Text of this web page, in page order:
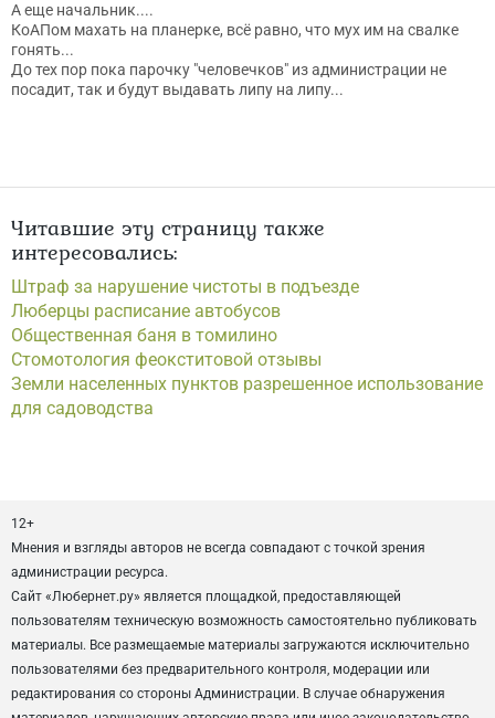
А еще начальник....
КоАПом махать на планерке, всё равно, что мух им на свалке
гонять...
До тех пор пока парочку "человечков" из администрации не
посадит, так и будут выдавать липу на липу...
Читавшие эту страницу также
интересовались:
Штраф за нарушение чистоты в подъезде
Люберцы расписание автобусов
Общественная баня в томилино
Стомотология феокститовой отзывы
Земли населенных пунктов разрешенное использование
для садоводства
12+
Мнения и взгляды авторов не всегда совпадают с точкой зрения
администрации ресурса.
Сайт «Любернет.ру» является площадкой, предоставляющей
пользователям техническую возможность самостоятельно публиковать
материалы. Все размещаемые материалы загружаются исключительно
пользователями без предварительного контроля, модерации или
редактирования со стороны Администрации. В случае обнаружения